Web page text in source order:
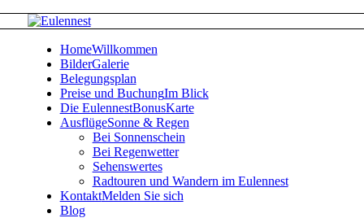
HomeWillkommen
BilderGalerie
Belegungsplan
Preise und BuchungIm Blick
Die EulennestBonusKarte
AusflügeSonne & Regen
Bei Sonnenschein
Bei Regenwetter
Sehenswertes
Radtouren und Wandern im Eulennest
KontaktMelden Sie sich
Blog